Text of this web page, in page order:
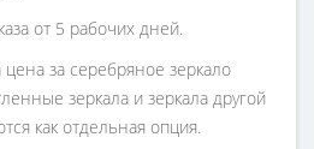
от 5 рабочих дней.
за серебряное зеркало
зеркала и зеркала другой
как отдельная опция.